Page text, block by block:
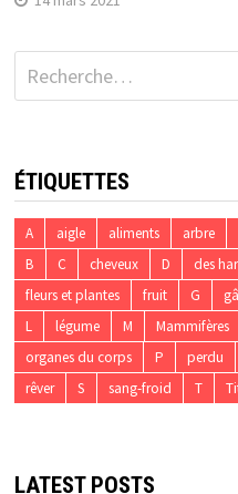
Rechercher :
ÉTIQUETTES
A aigle aliments arbre
B
C cheveux D des
fleurs et plantes
fruit G
L
légume M Mammifères
organes du corps
P perdu
rêver
S sang-froid T
LATEST POSTS